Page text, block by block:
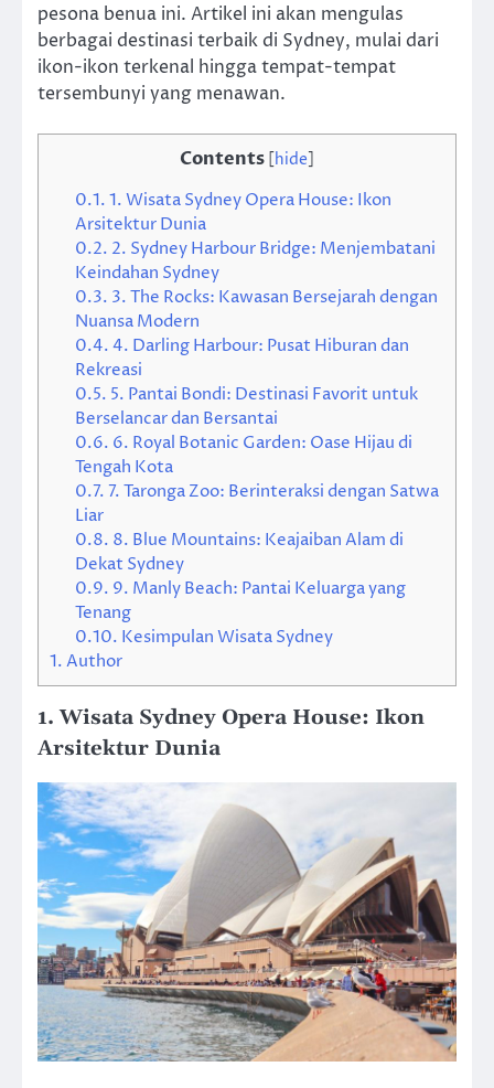
pesona benua ini. Artikel ini akan mengulas
berbagai destinasi terbaik di Sydney, mulai dari
ikon-ikon terkenal hingga tempat-tempat
tersembunyi yang menawan.
Contents [hide]
0.1.1. Wisata Sydney Opera House: Ikon
Arsitektur Dunia
0.2. 2. Sydney Harbour Bridge: Menjembatani
Keindahan Sydney
0.3. 3. The Rocks: Kawasan Bersejarah dengan
Nuansa Modern
0.4.4. Darling Harbour: Pusat Hiburan dan
Rekreasi
0.5. 5. Pantai Bondi: Destinasi Favorit untuk
Berselancar dan Bersantai
0.6. 6. Royal Botanic Garden: Oase Hijau di
Tengah Kota
0.7.7. Taronga Zoo: Berinteraksi dengan Satwa
Liar
0.8. 8. Blue Mountains: Keajaiban Alam di
Dekat Sydney
0.9. 9. Manly Beach: Pantai Keluarga yang
Tenang
0.10. Kesimpulan Wisata Sydney
1.Author
1. Wisata Sydney Opera House: Ikon
Arsitektur Dunia